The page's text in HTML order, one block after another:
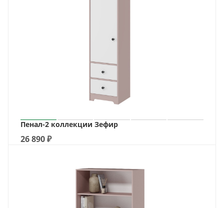
Пенал-2 коллекции Зефир
26 890₽